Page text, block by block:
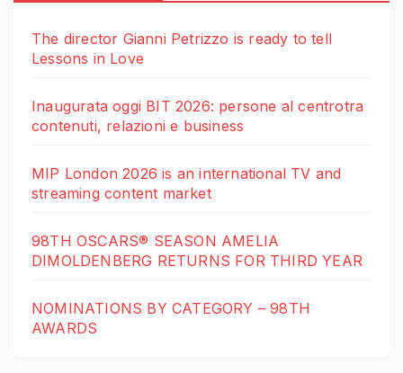
The director Gianni Petrizzo is ready to tell
Lessons in Love
Inaugurata oggi BIT 2026: persone al centrotra
contenuti, relazioni e business
MIP London 2026 is an international TV and
streaming content market
98TH OSCARS® SEASON AMELIA
DIMOLDENBERG RETURNS FOR THIRD YEAR
NOMINATIONS BY CATEGORY – 98TH
AWARDS